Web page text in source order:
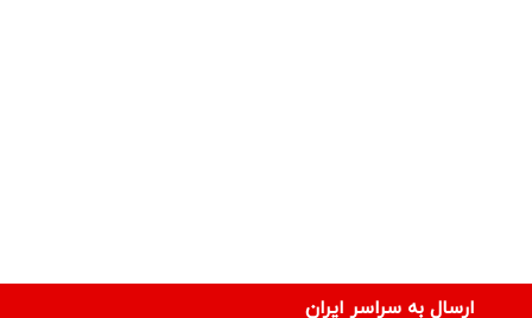
ارسال به سراسر ایران